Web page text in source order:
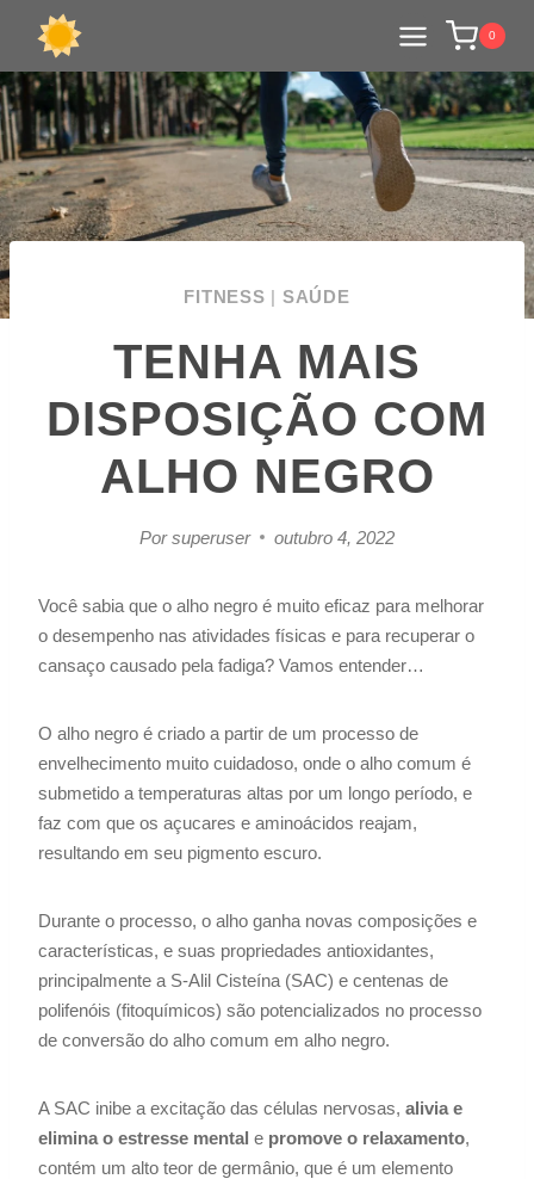
0
FITNESS | SAÚDE
TENHA MAIS
DISPOSIÇÃO COM
ALHO NEGRO
Por superuser outubro 4, 2022
Você sabia que o alho negro é muito eficaz para melhorar
o desempenho nas atividades físicas e para recuperar o
cansaço causado pela fadiga? Vamos entender…
O alho negro é criado a partir de um processo de
envelhecimento muito cuidadoso, onde o alho comum é
submetido a temperaturas altas por um longo período, e
faz com que os açucares e aminoácidos reajam,
resultando em seu pigmento escuro.
Durante o processo, o alho ganha novas composições e
características, e suas propriedades antioxidantes,
principalmente a S-Alil Cisteína (SAC) e centenas de
polifenóis (fitoquímicos) são potencializados no processo
de conversão do alho comum em alho negro.
A SAC inibe a excitação das células nervosas, alivia e
elimina o estresse mental e promove o relaxamento,
contém um alto teor de germânio, que é um elemento